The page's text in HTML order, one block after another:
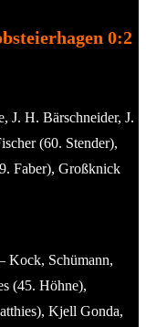
0:2
J. H. Bärschneider, J.
(60. Stender),
Faber), Großknick
Kock, Schümann,
(45. Höhne),
Kjell Gonda,